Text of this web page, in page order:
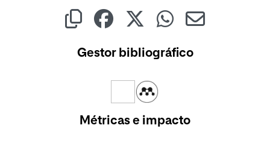
Gestor bibliográfico
Métricas e impacto